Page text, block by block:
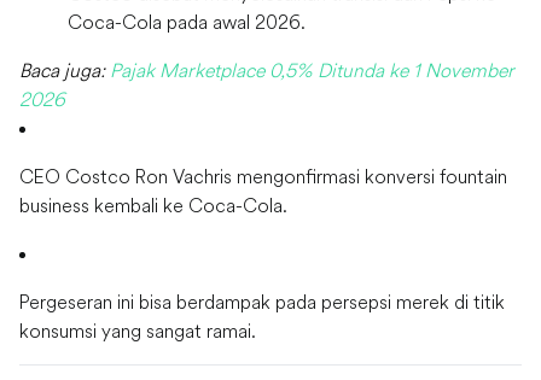
Coca-Cola pada awal 2026.
Baca juga: Pajak Marketplace 0,5% Ditunda ke 1 November
2026
CEO Costco Ron Vachris mengonfirmasi konversi fountain
business kembali ke Coca-Cola.
Pergeseran ini bisa berdampak pada persepsi merek di titik
konsumsi yang sangat ramai.